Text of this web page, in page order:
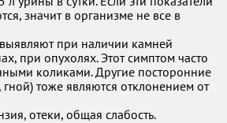
значит в организме не все в
при наличии камней
при опухолях. Этот симптом часто
коликами. Другие посторонние
тоже являются отклонением от
отеки, общая слабость.